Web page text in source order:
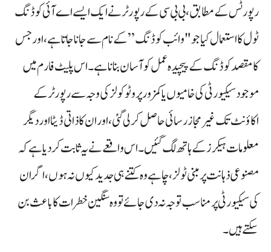
رپورٹس کے مطابق، بی بی سی کے رپورٹر نے ایک ایسے اے آئی کوڈنگ
ٹول کا استعمال کیا جو "وائب کوڈنگ” کے نام سے جانا جاتا ہے، اور جس
کا مقصد کوڈنگ کے پیچیدہ عمل کو آسان بنانا ہے۔ اس پلیٹ فارم میں
موجود سیکیورٹی کی خامیوں یا کمزور پروٹوکولز کی وجہ سے رپورٹر کے
اکاؤنٹ تک غیر مجاز رسائی حاصل کر لی گئی، اور ان کا ذاتی ڈیٹا اور دیگر
معلومات ہیکرز کے ہاتھ لگ گئیں۔ اس واقعے نے یہ ثابت کر دیا ہے کہ
مصنوعی ذہانت پر مبنی ٹولز، چاہے وہ کتنے ہی جدید کیوں نہ ہوں، اگر ان
کی سیکیورٹی پر مناسب توجہ نہ دی جائے تو وہ سنگین خطرات کا باعث بن
سکتے ہیں۔